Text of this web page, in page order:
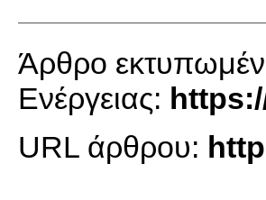
Άρθρο
Ενέργειας:
URL άρθρου: